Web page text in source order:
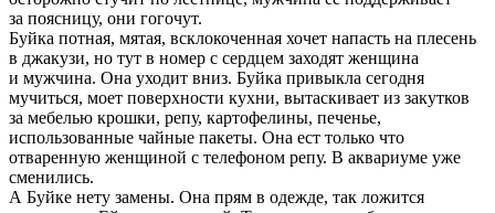
за поясницу, они гогочут.
Буйка потная, мятая, всклокоченная хочет напасть на плесень
в джакузи, но тут в номер с сердцем заходят женщина
и мужчина. Она уходит вниз. Буйка привыкла сегодня
мучиться, моет поверхности кухни, вытаскивает из закутков
за мебелью крошки, репу, картофелины, печенье,
использованные чайные пакеты. Она ест только что
отваренную женщиной с телефоном репу. В аквариуме уже
сменились.
А Буйке нету замены. Она прям в одежде, так ложится